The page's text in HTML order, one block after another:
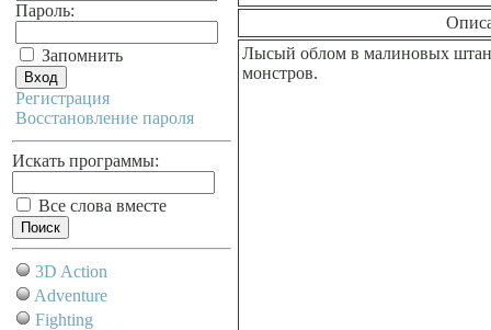
Пароль:
Запомнить
Регистрация
Восстановление пароля
Искать программы:
Все слова вместе
3D Action
Adventure
Fighting
Лысый облом в малиновых
монстров.